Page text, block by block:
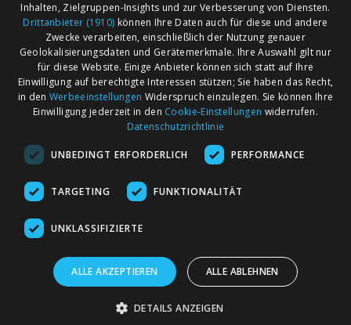
AGB
Impressum
Kontakt
Märkte nach Bundesländern
Märkte nach PLZ
Märkte nach Umkreis
Flohmarkt
Inhalten, Zielgruppen-Insights und zur Verbesserung von Diensten.
Drittanbieter (1910) können Ihre Daten auch für diese und andere
Zwecke verarbeiten, einschließlich der Nutzung genauer
Geolokalisierungsdaten und Gerätemerkmale. Ihre Auswahl gilt nur
für diese Website. Einige Anbieter können sich statt auf Ihre
Einwilligung auf berechtigte Interessen stützen; Sie haben das Recht,
in den Werbeeinstellungen Widerspruch einzulegen. Sie können Ihre
Einwilligung jederzeit in den Cookie-Einstellungen widerrufen.
Datenschutzrichtlinie
UNBEDINGT ERFORDERLICH PERFORMANCE
TARGETING FUNKTIONALITÄT
UNKLASSIFIZIERTE
ALLE AKZEPTIEREN ALLE ABLEHNEN
DETAILS ANZEIGEN